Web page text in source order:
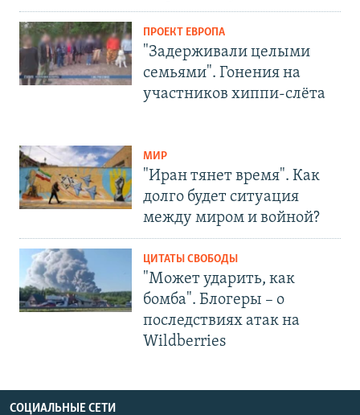
ПРОЕКТ ЕВРОПА
"Задерживали целыми
семьями". Гонения на
участников хиппи-слёта
МИР
"Иран тянет время". Как
долго будет ситуация
между миром и войной?
ЦИТАТЫ СВОБОДЫ
"Может ударить, как
бомба". Блогеры – о
последствиях атак на
Wildberries
СОЦИАЛЬНЫЕ СЕТИ